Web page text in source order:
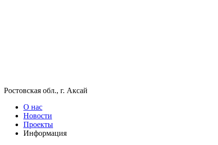
Ростовская обл., г. Аксай
О нас
Новости
Проекты
Информация